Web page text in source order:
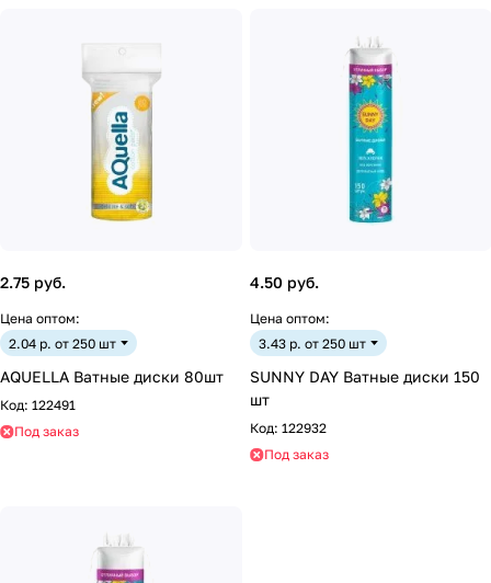
2.75 руб.
Цена оптом:
2.04 р. от 250 шт
AQUELLA Ватные диски 80шт
Код: 122491
Под заказ
4.50 руб.
Цена оптом:
3.43 р. от 250 шт
SUNNY DAY Ватные диски 150
шт
Код: 122932
Под заказ